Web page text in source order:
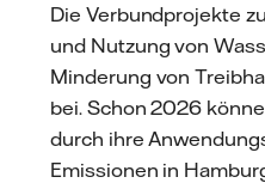
Die Verbundprojekte
und Nutzung von
Minderung von
bei. Schon 2026
durch ihre
Emissionen in